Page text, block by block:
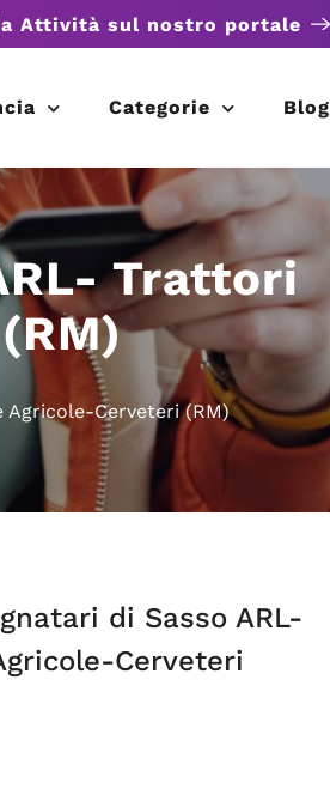
Attività sul nostro portale
Categorie Blog
Trattori
Agricole-Cerveteri (RM)
di Sasso ARL-
Cerveteri